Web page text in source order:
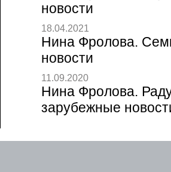
новости
18.04.2021
Нина Фролова.
новости
11.09.2020
Нина Фролова.
зарубежные